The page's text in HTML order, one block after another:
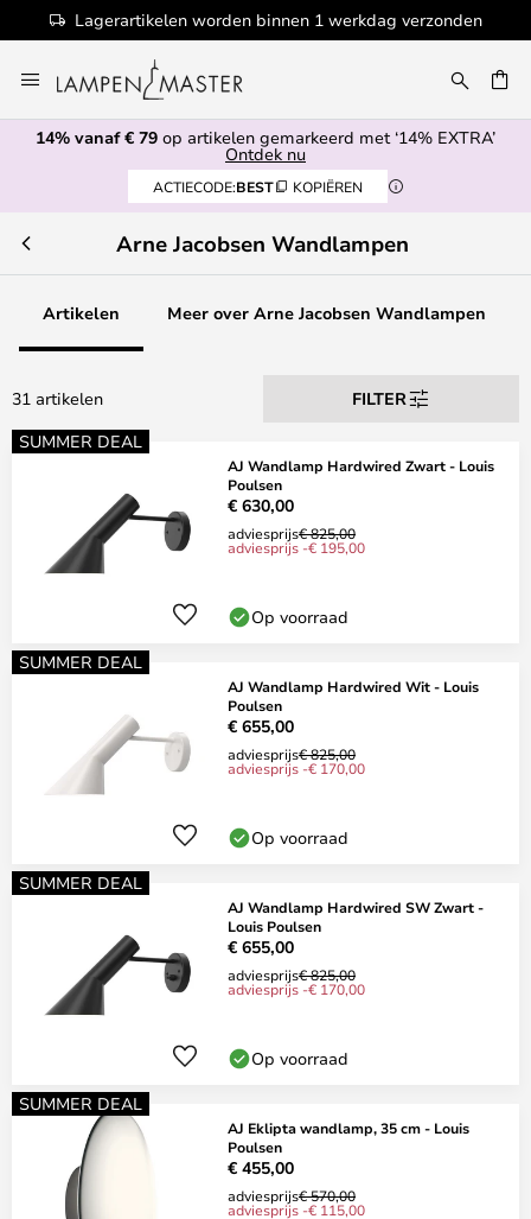
Lagerartikelen worden binnen 1 werkdag verzonden
naar
de
inhoud
14% vanaf € 79 op artikelen gemarkeerd met ‘14% EXTRA’
Ontdek nu
ACTIECODE:BEST KOPIËREN
Arne Jacobsen Wandlampen
Artikelen Meer over Arne Jacobsen Wandlampen
31 artikelen
FILTER
SUMMER DEAL
AJ Wandlamp Hardwired Zwart - Louis
Poulsen
€ 630,00
adviesprijs€ 825,00
adviesprijs -€ 195,00
Op voorraad
SUMMER DEAL
AJ Wandlamp Hardwired Wit - Louis
Poulsen
€ 655,00
adviesprijs€ 825,00
adviesprijs -€ 170,00
Op voorraad
SUMMER DEAL
AJ Wandlamp Hardwired SW Zwart -
Louis Poulsen
€ 655,00
adviesprijs€ 825,00
adviesprijs -€ 170,00
Op voorraad
SUMMER DEAL
AJ Eklipta wandlamp, 35 cm - Louis
Poulsen
€ 455,00
adviesprijs€ 570,00
adviesprijs -€ 115,00